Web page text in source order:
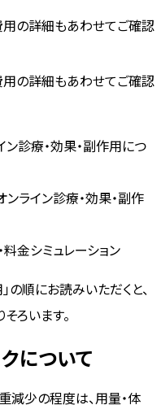
用の詳細もあわせてご確認
用の詳細もあわせてご確認
ン診療・効果・副作用につ
ンライン診療・効果・副作
金シミュレーション
順にお読みいただくと、
ろいます。
について
減少の程度は、用量・体